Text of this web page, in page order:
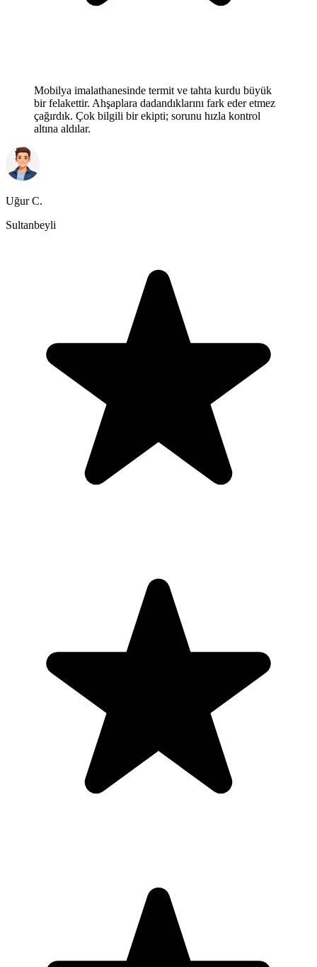
Mobilya imalathanesinde termit ve tahta kurdu büyük
bir felakettir. Ahşaplara dadandıklarını fark eder etmez
çağırdık. Çok bilgili bir ekipti; sorunu hızla kontrol
altına aldılar.
Uğur C.
Sultanbeyli